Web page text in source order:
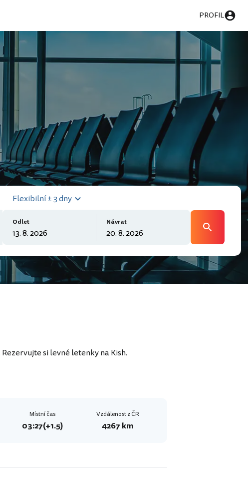
PROFIL
Flexibilní ± 3 dny
Odlet Návrat
si levné letenky na Kish.
Místní čas
03:27(+1.5)
Vzdálenost z ČR
4267 km